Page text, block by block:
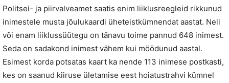
Politsei- ja piirvalveamet saatis enim liiklusreegleid rikkunud
inimestele musta jõulukaardi üheteistkümnendat aastat. Neli
või enam liiklussüütegu on tänavu toime pannud 648 inimest.
Seda on sadakond inimest vähem kui möödunud aastal.
Esimest korda potsatas kaart ka nende 113 inimese postkasti,
kes on saanud kiiruse ületamise eest hoiatustrahvi kümnel